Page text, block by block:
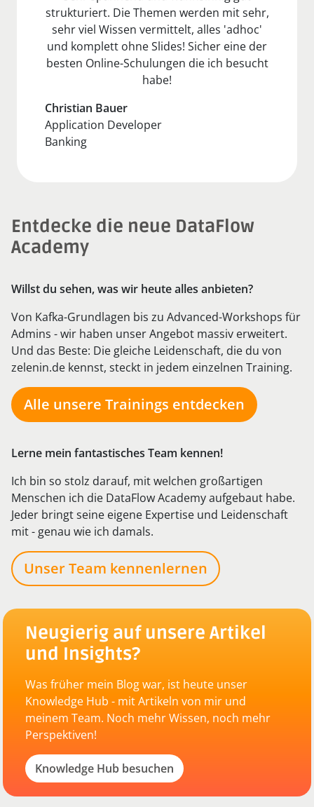
strukturiert. Die Themen werden mit sehr,
sehr viel Wissen vermittelt, alles 'adhoc'
und komplett ohne Slides! Sicher eine der
besten Online-Schulungen die ich besucht
habe!
Christian Bauer
Application Developer
Banking
Entdecke die neue DataFlow
Academy
Willst du sehen, was wir heute alles anbieten?
Von Kafka-Grundlagen bis zu Advanced-Workshops für
Admins - wir haben unser Angebot massiv erweitert.
Und das Beste: Die gleiche Leidenschaft, die du von
zelenin.de kennst, steckt in jedem einzelnen Training.
Alle unsere Trainings entdecken
Lerne mein fantastisches Team kennen!
Ich bin so stolz darauf, mit welchen großartigen
Menschen ich die DataFlow Academy aufgebaut habe.
Jeder bringt seine eigene Expertise und Leidenschaft
mit - genau wie ich damals.
Unser Team kennenlernen
Neugierig auf unsere Artikel
und Insights?
Was früher mein Blog war, ist heute unser
Knowledge Hub - mit Artikeln von mir und
meinem Team. Noch mehr Wissen, noch mehr
Perspektiven!
Knowledge Hub besuchen